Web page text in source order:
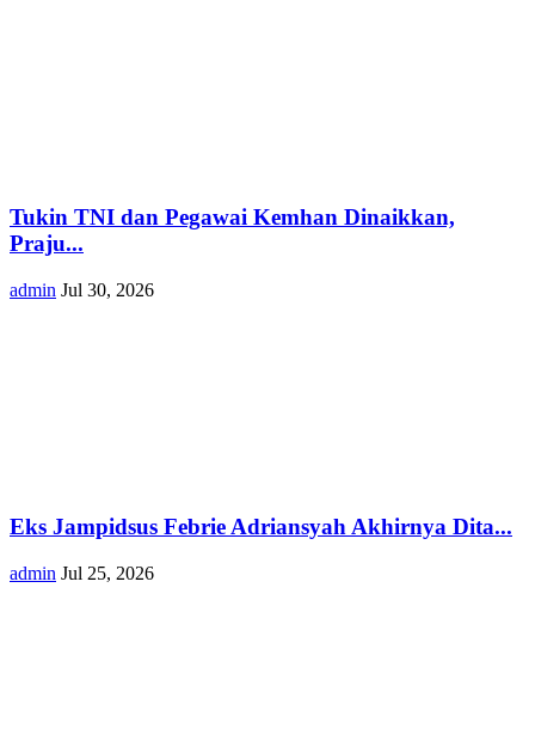
Tukin TNI dan Pegawai Kemhan Dinaikkan,
Praju...
admin Jul 30, 2026
Eks Jampidsus Febrie Adriansyah Akhirnya Dita...
admin Jul 25, 2026